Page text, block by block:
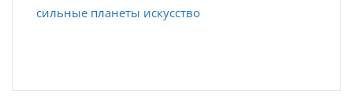
сильные планеты искусство